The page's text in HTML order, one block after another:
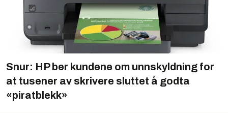
Snur: HP ber kundene om unnskyldning for
at tusener av skrivere sluttet å godta
«piratblekk»